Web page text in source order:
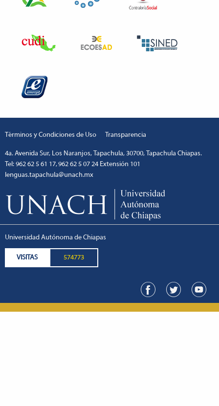
Términos y Condiciones de Uso Transparencia
4a. Avenida Sur, Los Naranjos, Tapachula, 30700, Tapachula Chiapas.
Tel: 962 62 5 61 17, 962 62 5 07 24 Extensión 101
lenguas.tapachula@unach.mx
Universidad Autónoma de Chiapas
VISITAS 574773